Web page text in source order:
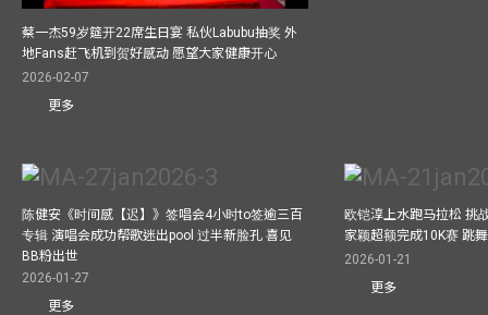
蔡一杰59岁筵开22席生日宴 私伙Labubu抽奖 外
地Fans赶飞机到贺好感动 愿望大家健康开心
2026-02-07
更多
陈健安《时间感【迟】》签唱会4小时to签逾三百
专辑 演唱会成功帮歌迷出pool 过半新脸孔 喜见
BB粉出世
2026-01-27
更多
欧铠淳上水跑马拉松 挑
家颖超额完成10K赛 跳
2026-01-21
更多